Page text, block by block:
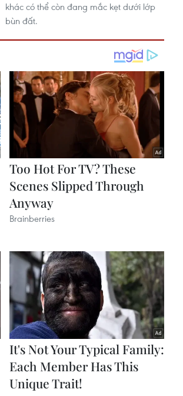
khác có thể còn đang mắc kẹt dưới lớp
bùn đất.